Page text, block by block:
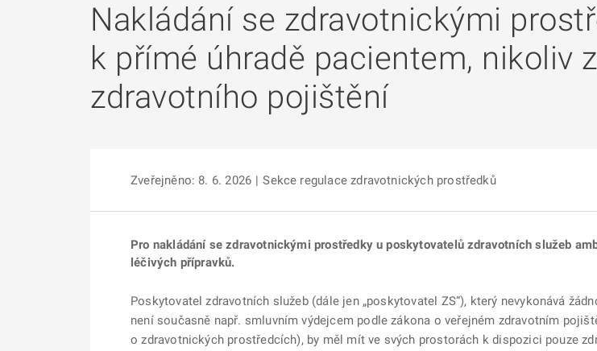
Nakládání se zdravotnickými
k přímé úhradě pacientem, nikoliv
zdravotního pojištění
Zveřejněno: 8. 6. 2026 | Sekce regulace zdravotnických prostředků
Pro nakládání se zdravotnickými prostředky u poskytovatelů zdravotních služeb
léčivých přípravků.
Poskytovatel zdravotních služeb (dále jen „poskytovatel ZS“), který nevykonává
není současně např. smluvním výdejcem podle zákona o veřejném zdravotním
o zdravotnických prostředcích), by měl mít ve svých prostorách k dispozici pouze